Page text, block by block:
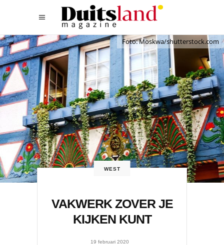
Foto: Moskwa/shutterstock.com
WEST
VAKWERK ZOVER JE
KIJKEN KUNT
19 februari 2020